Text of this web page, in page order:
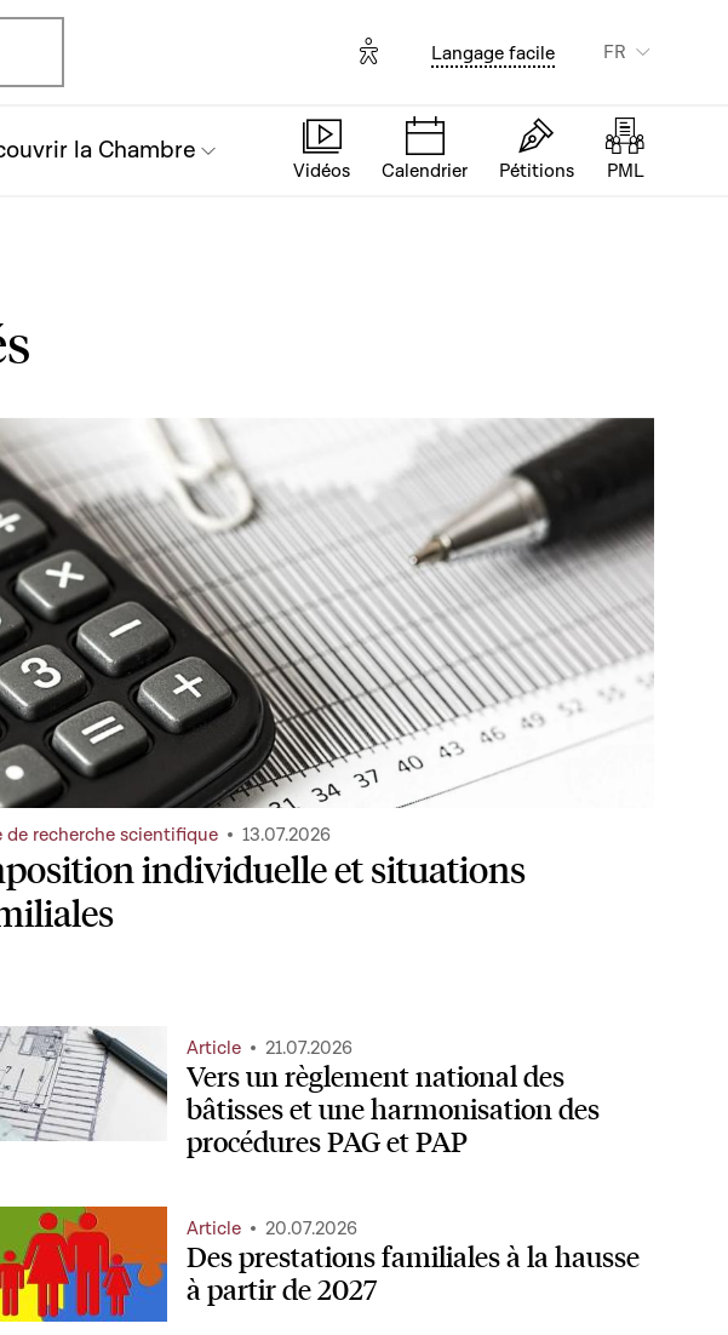
Options d'accessibilité
Langage facile FR
la Chambre
Vidéos Calendrier Pétitions PML
individuelle et situations
de recherche scientifique 13.07.2026
Vers un règlement national des
bâtisses et une harmonisation des
procédures PAG et PAP
Article 21.07.2026
Des prestations familiales à la hausse
à partir de 2027
Article 20.07.2026